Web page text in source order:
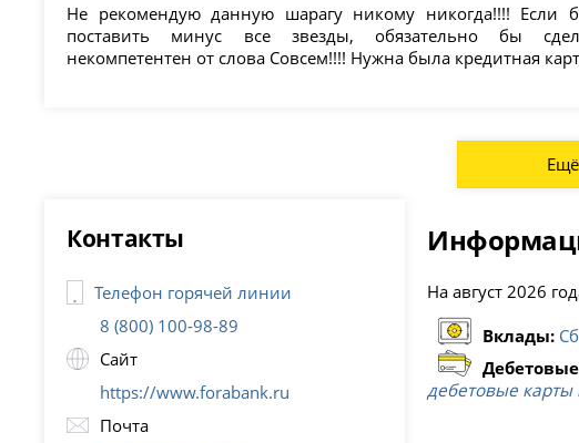
Не рекомендую данную шарагу никому никогда!!!!
поставить минус все звезды, обязательно бы
некомпетентен от слова Совсем!!!! Нужна была кредитная
Контакты
Телефон горячей линии
8 (800) 100-98-89
Сайт
https://www.forabank.ru
Почта
На август 2026
Вклады:
дебетовые